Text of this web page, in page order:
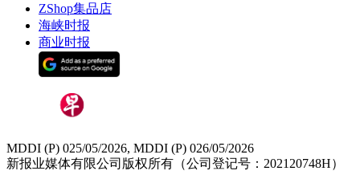
ZShop集品店
海峡时报
商业时报
MDDI (P) 025/05/2026, MDDI (P) 026/05/2026
新报业媒体有限公司版权所有（公司登记号：202120748H）